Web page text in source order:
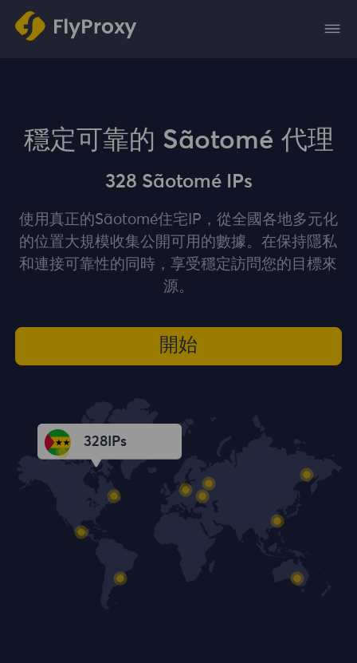
穩定可靠的 Sãotomé 代理
328 Sãotomé IPs
使用真正的Sãotomé住宅IP，從全國各地多元化
的位置大規模收集公開可用的數據。在保持隱私
和連接可靠性的同時，享受穩定訪問您的目標來
源。
開始
328IPs